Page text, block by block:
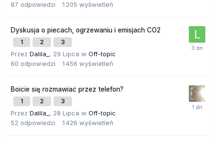
87 odpowiedzi 1 205 wyświetleń
Dyskusja o piecach, ogrzewaniu i emisjach CO2
1 2 3
Przez Dalila_ , 29 Lipca w Off-topic
60 odpowiedzi 1 456 wyświetleń
Boicie się rozmawiać przez telefon?
1 2 3
Przez Dalila_ , 28 Lipca w Off-topic
52 odpowiedzi 1 426 wyświetleń